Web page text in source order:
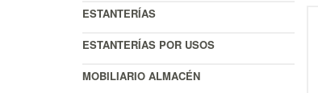
ESTANTERÍAS
ESTANTERÍAS POR USOS
MOBILIARIO ALMACÉN